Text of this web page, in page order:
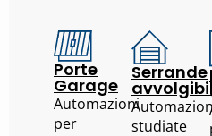
Porte
Garage
Automazioni
per
Serrande
studiate